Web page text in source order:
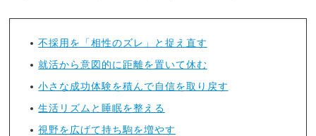
不採用を「相性のズレ」と捉え直す
就活から意図的に距離を置いて休む
小さな成功体験を積んで自信を取り戻す
生活リズムと睡眠を整える
視野を広げて持ち駒を増やす